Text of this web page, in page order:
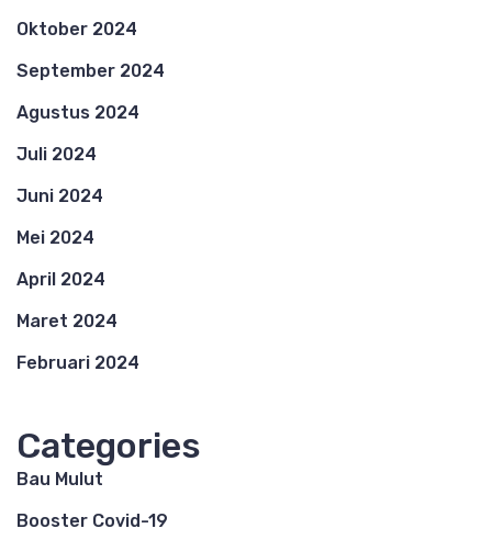
Oktober 2024
September 2024
Agustus 2024
Juli 2024
Juni 2024
Mei 2024
April 2024
Maret 2024
Februari 2024
Categories
Bau Mulut
Booster Covid-19